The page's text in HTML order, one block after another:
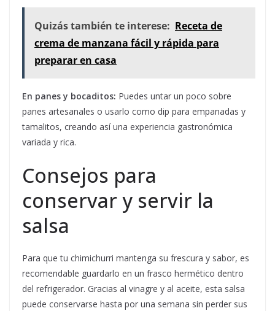
Quizás también te interese: Receta de
crema de manzana fácil y rápida para
preparar en casa
En panes y bocaditos: Puedes untar un poco sobre
panes artesanales o usarlo como dip para empanadas y
tamalitos, creando así una experiencia gastronómica
variada y rica.
Consejos para
conservar y servir la
salsa
Para que tu chimichurri mantenga su frescura y sabor, es
recomendable guardarlo en un frasco hermético dentro
del refrigerador. Gracias al vinagre y al aceite, esta salsa
puede conservarse hasta por una semana sin perder sus